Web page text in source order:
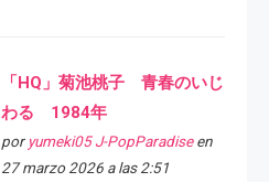
「HQ」菊池桃子 青春のいじ
わる 1984年
por yumeki05 J-PopParadiseen
27 marzo 2026 a las 2:51